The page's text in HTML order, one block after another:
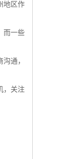
地区作
而一些
通，
，关注